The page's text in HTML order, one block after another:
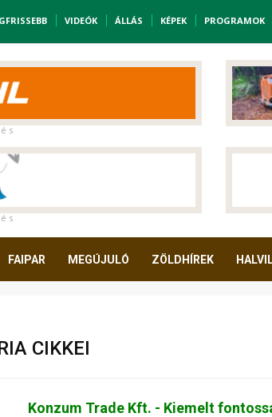
VIDEÓK ÁLLÁS KÉPEK PROGRAMOK
s
s
FAIPAR MEGÚJULÓ ZÖLDHÍREK
CIKKEI
Konzum Trade Kft. - Kiemelt